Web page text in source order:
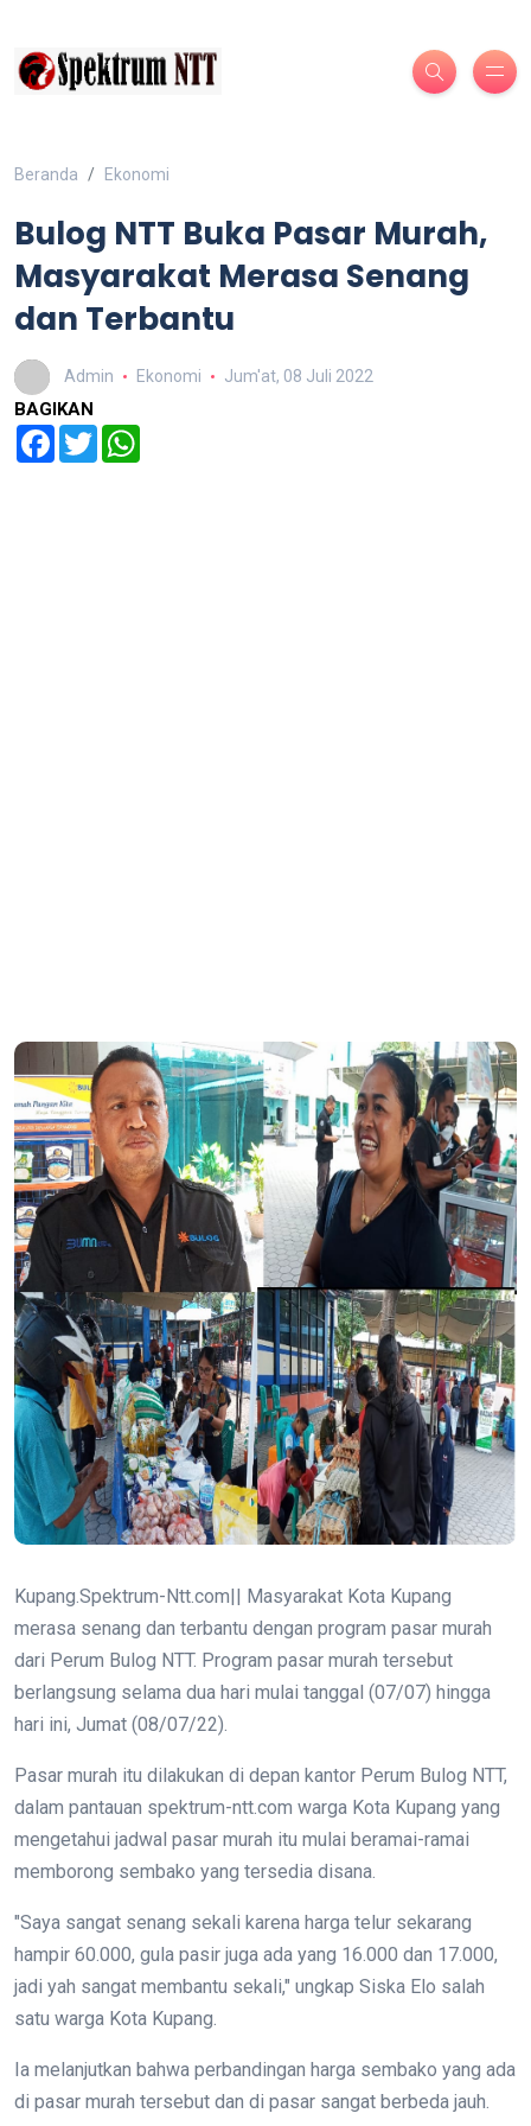
Beranda Ekonomi
Bulog NTT Buka Pasar Murah,
Masyarakat Merasa Senang
dan Terbantu
Admin Ekonomi Jum'at, 08 Juli 2022
BAGIKAN
Facebook
Twitter
Kupang.Spektrum-Ntt.com|| Masyarakat Kota Kupang
merasa senang dan terbantu dengan program pasar murah
dari Perum Bulog NTT. Program pasar murah tersebut
berlangsung selama dua hari mulai tanggal (07/07) hingga
hari ini, Jumat (08/07/22).
Pasar murah itu dilakukan di depan kantor Perum Bulog NTT,
dalam pantauan spektrum-ntt.com warga Kota Kupang yang
mengetahui jadwal pasar murah itu mulai beramai-ramai
memborong sembako yang tersedia disana.
"Saya sangat senang sekali karena harga telur sekarang
hampir 60.000, gula pasir juga ada yang 16.000 dan 17.000,
jadi yah sangat membantu sekali," ungkap Siska Elo salah
satu warga Kota Kupang.
Ia melanjutkan bahwa perbandingan harga sembako yang ada
di pasar murah tersebut dan di pasar sangat berbeda jauh.